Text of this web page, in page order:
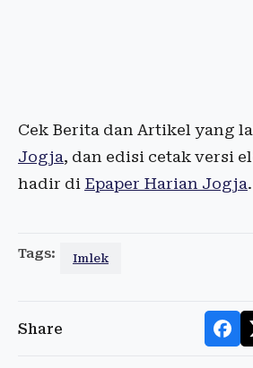
Cek Berita dan Artikel yang
Jogja, dan edisi cetak versi
hadir di Epaper Harian Jogja.
Tags: Imlek
Share